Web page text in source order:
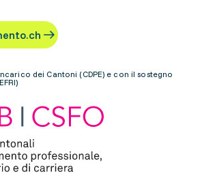
dei Cantoni (CDPE) e con il sostegno